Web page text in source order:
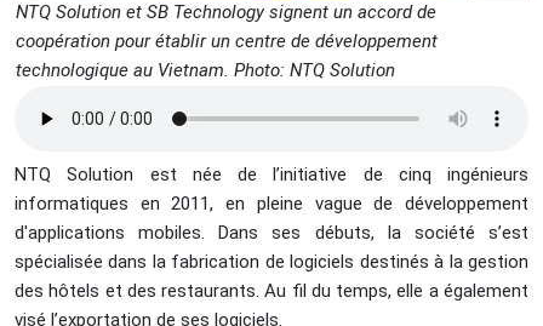
NTQ Solution et SB Technology signent un accord de
coopération pour établir un centre de développement
technologique au Vietnam. Photo: NTQ Solution
NTQ Solution est née de l’initiative de cinq ingénieurs
informatiques en 2011, en pleine vague de développement
d'applications mobiles. Dans ses débuts, la société s’est
spécialisée dans la fabrication de logiciels destinés à la gestion
des hôtels et des restaurants. Au fil du temps, elle a également
visé l’exportation de ses logiciels.